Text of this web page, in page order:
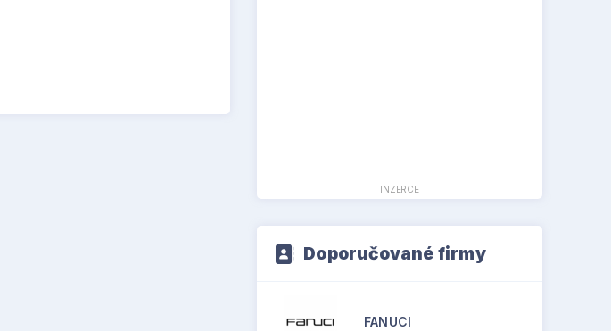
INZERCE
Doporučované firmy
FANUCI